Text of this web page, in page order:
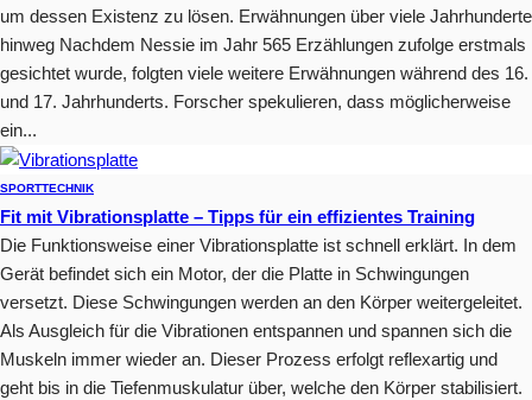
um dessen Existenz zu lösen. Erwähnungen über viele Jahrhunderte
hinweg Nachdem Nessie im Jahr 565 Erzählungen zufolge erstmals
gesichtet wurde, folgten viele weitere Erwähnungen während des 16.
und 17. Jahrhunderts. Forscher spekulieren, dass möglicherweise
ein...
SPORTTECHNIK
Fit mit Vibrationsplatte – Tipps für ein effizientes Training
Die Funktionsweise einer Vibrationsplatte ist schnell erklärt. In dem
Gerät befindet sich ein Motor, der die Platte in Schwingungen
versetzt. Diese Schwingungen werden an den Körper weitergeleitet.
Als Ausgleich für die Vibrationen entspannen und spannen sich die
Muskeln immer wieder an. Dieser Prozess erfolgt reflexartig und
geht bis in die Tiefenmuskulatur über, welche den Körper stabilisiert.